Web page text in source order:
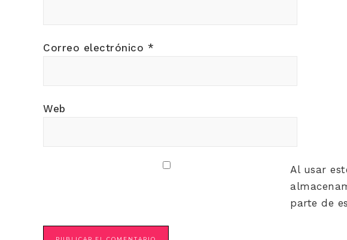
Correo electrónico *
Web
Al usar
parte de